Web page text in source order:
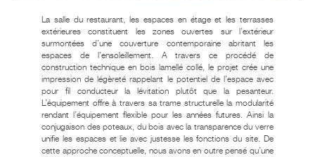
La salle du restaurant, les espaces en étage et les terrasses
extérieures constituent les zones ouvertes sur l’extérieur
surmontées d’une couverture contemporaine abritant les
espaces de l’ensoleillement. A travers ce procédé de
construction technique en bois lamellé collé, le projet crée une
impression de légèreté rappelant le potentiel de l’espace avec
pour fil conducteur la lévitation plutôt que la pesanteur.
L’équipement offre à travers sa trame structurelle la modularité
rendant l’équipement flexible pour les années futures. Ainsi la
conjugaison des poteaux, du bois avec la transparence du verre
unifie les espaces et lie avec justesse les fonctions du site. De
cette approche conceptuelle, nous avons en outre pensé qu’une